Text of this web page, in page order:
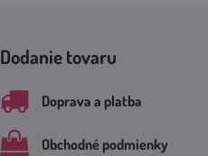
Dodanie tovaru
Doprava a platba
Obchodné podmienky